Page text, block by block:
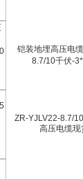
铠装地埋高压电
8.7/10千伏-
ZR-YJLV22-8.7/
高压电缆现